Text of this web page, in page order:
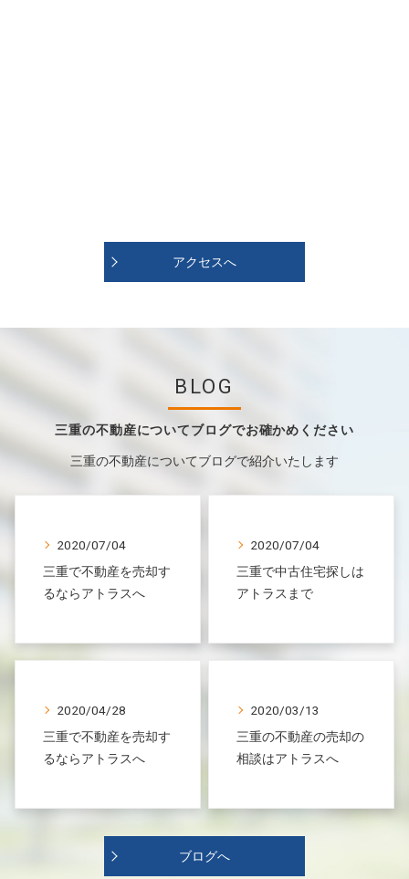
アクセスへ
三重の不動産についてブログでお確かめください
BLOG
三重の不動産についてブログで紹介いたします
2020/07/04
三重で不動産を売却す
るならアトラスへ
2020/07/04
三重で中古住宅探しは
アトラスまで
2020/04/28
三重で不動産を売却す
るならアトラスへ
2020/03/13
三重の不動産の売却の
相談はアトラスへ
ブログへ